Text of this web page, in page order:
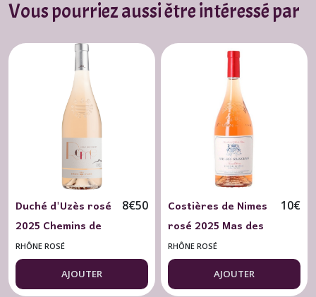
Vous pourriez aussi être intéressé par
Duché d'Uzès rosé
2025 Chemins de
Rome Les Vignes
de L'Arque 75 cl.
8€50
RHÔNE ROSÉ
AJOUTER
Costières de Nimes
rosé 2025 Mas des
Bressades 75 cl.
10€
RHÔNE ROSÉ
AJOUTER